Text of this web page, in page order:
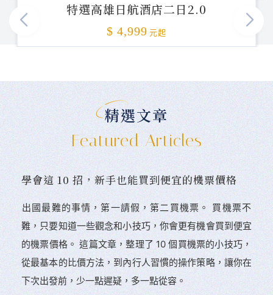
特選高雄日航酒店二日2.0
$ 4,999 元起
精選文章
Featured Articles
學會這 10 招，新手也能買到便宜的機票價格
󠀠出國最難的事情，第一請假，第二買機票。 󠀠買機票不
難，只要知道一些觀念和小技巧，你會更有機會買到便宜
的機票價格。 這篇文章，整理了 10 個買機票的小技巧，
從最基本的比價方法，到內行人習慣的操作策略，讓你在
下次出發前，少一點遲疑，多一點從容。